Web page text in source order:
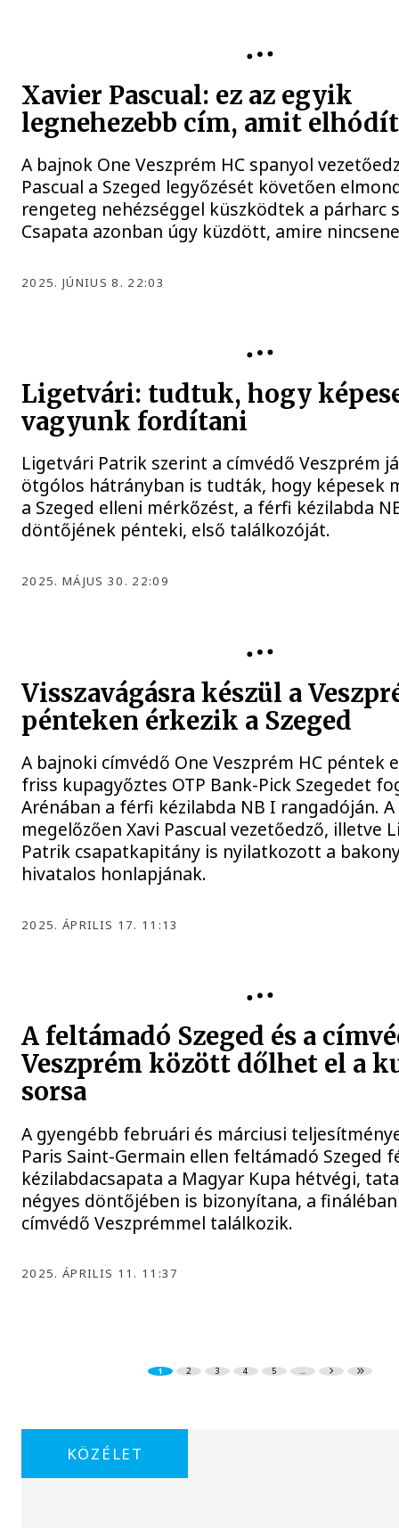
Xavier Pascual: ez az egyik
legnehezebb cím, amit
A bajnok One Veszprém HC spanyol
Pascual a Szeged legyőzését követően
rengeteg nehézséggel küszködtek a párharc
Csapata azonban úgy küzdött, amire
2025. JÚNIUS 8. 22:03
Ligetvári: tudtuk, hogy
vagyunk fordítani
Ligetvári Patrik szerint a címvédő Veszprém
ötgólos hátrányban is tudták, hogy képesek
a Szeged elleni mérkőzést, a férfi kézilabda
döntőjének pénteki, első találkozóját.
2025. MÁJUS 30. 22:09
Visszavágásra készül a
pénteken érkezik a Szeged
A bajnoki címvédő One Veszprém HC péntek
friss kupagyőztes OTP Bank-Pick Szegedet
Arénában a férfi kézilabda NB I rangadóján.
megelőzően Xavi Pascual vezetőedző, illetve
Patrik csapatkapitány is nyilatkozott a
hivatalos honlapjának.
2025. ÁPRILIS 17. 11:13
A feltámadó Szeged és a
Veszprém között dőlhet el a
sorsa
A gyengébb februári és márciusi
Paris Saint-Germain ellen feltámadó Szeged
kézilabdacsapata a Magyar Kupa hétvégi,
négyes döntőjében is bizonyítana, a
címvédő Veszprémmel találkozik.
2025. ÁPRILIS 11. 11:37
1 2 3 4 5 ...
KÖZÉLET